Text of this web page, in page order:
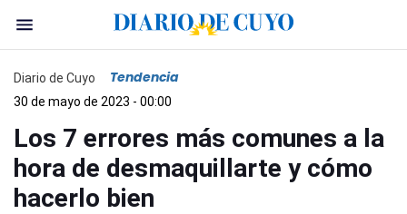
Diario de Cuyo Tendencia
30 de mayo de 2023 - 00:00
Los 7 errores más comunes a la
hora de desmaquillarte y cómo
hacerlo bien